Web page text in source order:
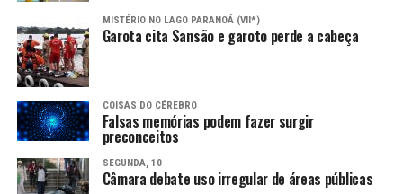
MISTÉRIO NO LAGO PARANOÁ (VII*)
Garota cita Sansão e garoto perde a cabeça
COISAS DO CÉREBRO
Falsas memórias podem fazer surgir
preconceitos
SEGUNDA, 10
Câmara debate uso irregular de áreas públicas